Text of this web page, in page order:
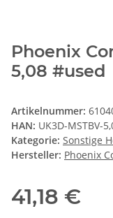
Phoenix
5,08 #used
Artikelnummer:
HAN: UK3D-MSTBV-
Kategorie: Sonstige
Hersteller: Phoenix
41,18 €